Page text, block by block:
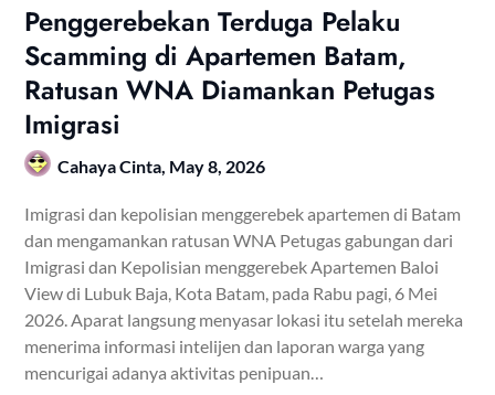
Penggerebekan Terduga Pelaku
Scamming di Apartemen Batam,
Ratusan WNA Diamankan Petugas
Imigrasi
Cahaya Cinta, May 8, 2026
Imigrasi dan kepolisian menggerebek apartemen di Batam
dan mengamankan ratusan WNA Petugas gabungan dari
Imigrasi dan Kepolisian menggerebek Apartemen Baloi
View di Lubuk Baja, Kota Batam, pada Rabu pagi, 6 Mei
2026. Aparat langsung menyasar lokasi itu setelah mereka
menerima informasi intelijen dan laporan warga yang
mencurigai adanya aktivitas penipuan…